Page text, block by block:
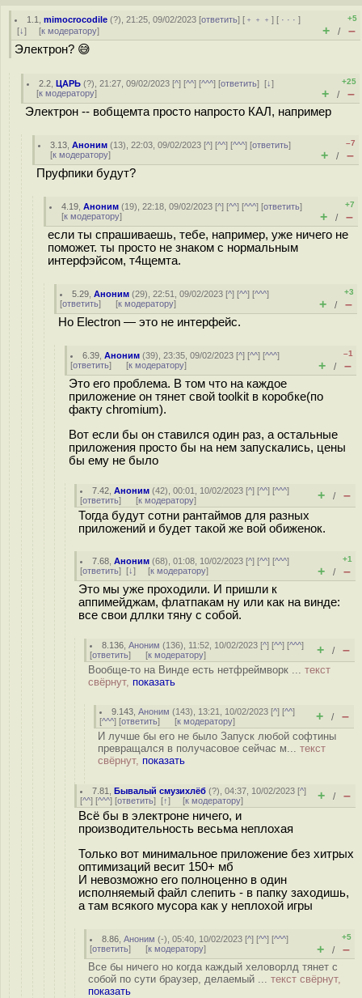
1.1 ,mimocrocodile (?), 21:25, 09/02/2023 [ответить] [ ﹢﹢﹢] [ · · ·]
[↓] [к модератору]
+5
+ / –
Электрон? 😅
2.2 ,ЦАРЬ (?), 21:27, 09/02/2023 [^] [^^] [^^^] [ответить][↓]
[к модератору]
+25
+ / –
Электрон -- вобщемта просто напросто КАЛ, например
3.13 ,Аноним (13), 22:03, 09/02/2023 [^] [^^] [^^^] [ответить]
[к модератору]
–7
+ / –
Пруфпики будут?
4.19 ,Аноним (19), 22:18, 09/02/2023 [^] [^^] [^^^] [ответить]
[к модератору]
+7
+ / –
если ты спрашиваешь, тебе, например, уже ничего не
поможет. ты просто не знаком с нормальным
интерфэйсом, т4щемта.
5.29 ,Аноним (29), 22:51, 09/02/2023 [^] [^^] [^^^]
[ответить] [к модератору]
+3
+ / –
Но Electron — это не интерфейс.
6.39 ,Аноним (39), 23:35, 09/02/2023 [^] [^^] [^^^]
[ответить] [к модератору]
–1
+ / –
Это его проблема. В том что на каждое
приложение он тянет свой toolkit в коробке(по
факту chromium).
Вот если бы он ставился один раз, а остальные
приложения просто бы на нем запускались, цены
бы ему не было
7.42 ,Аноним (42), 00:01, 10/02/2023 [^] [^^] [^^^]
[ответить] [к модератору] + / –
Тогда будут сотни рантаймов для разных
приложений и будет такой же вой обиженок.
7.68 ,Аноним (68), 01:08, 10/02/2023 [^] [^^] [^^^]
[ответить] [↓] [к модератору]
+1
+ / –
Это мы уже проходили. И пришли к
аппимейджам, флатпакам ну или как на винде:
все свои дллки тяну с собой.
8.136 ,Аноним (136), 11:52, 10/02/2023 [^] [^^] [^^^]
[ответить] [к модератору] + / –
Вообще-то на Винде есть нетфреймворк ... текст
свёрнут, показать
9.143 ,Аноним (143), 13:21, 10/02/2023 [^] [^^]
[^^^] [ответить] [к модератору] + / –
И лучше бы его не было Запуск любой софтины
превращался в получасовое сейчас м... текст
свёрнут, показать
7.81 ,Бывалый смузихлёб (?), 04:37, 10/02/2023 [^]
[^^] [^^^] [ответить] [↑] [к модератору] + / –
Всё бы в электроне ничего, и
производительность весьма неплохая
Только вот минимальное приложение без хитрых
оптимизаций весит 150+ мб
И невозможно его полноценно в один
исполняемый файл слепить - в папку заходишь,
а там всякого мусора как у неплохой игры
8.86 ,Аноним (-), 05:40, 10/02/2023 [^] [^^] [^^^]
[ответить] [к модератору]
+5
+ / –
Все бы ничего но когда каждый хеловорлд тянет с
собой по сути браузер, делаемый ... текст свёрнут,
показать